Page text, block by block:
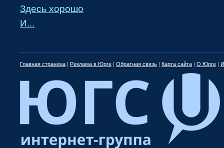
Здесь хорошо
И...
Главная страница | Реклама в Юрге | Обратная связь | Карта сайта | О Юрге |